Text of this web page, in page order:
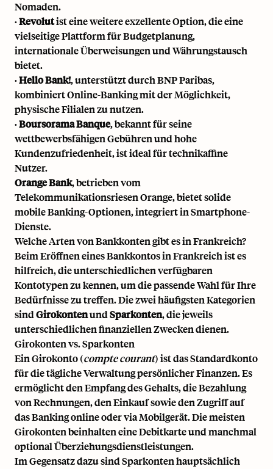
Nomaden.
·Revolutist eine weitere exzellente Option, die eine
vielseitige Plattform für Budgetplanung,
internationale Überweisungen und Währungstausch
bietet.
·Hello Bank!, unterstützt durch BNP Paribas,
kombiniert Online-Banking mit der Möglichkeit,
physische Filialen zu nutzen.
·Boursorama Banque, bekannt für seine
wettbewerbsfähigen Gebühren und hohe
Kundenzufriedenheit, ist ideal für technikaffine
Nutzer.
Orange Bank, betrieben vom
Telekommunikationsriesen Orange, bietet solide
mobile Banking-Optionen, integriert in Smartphone-
Dienste.
Welche Arten von Bankkonten gibt es in Frankreich?
Beim Eröffnen eines Bankkontos in Frankreich ist es
hilfreich, die unterschiedlichen verfügbaren
Kontotypen zu kennen, um die passende Wahl für Ihre
Bedürfnisse zu treffen. Die zwei häufigsten Kategorien
sindGirokontenundSparkonten, die jeweils
unterschiedlichen finanziellen Zwecken dienen.
Girokonten vs. Sparkonten
Ein Girokonto (compte courant) ist das Standardkonto
für die tägliche Verwaltung persönlicher Finanzen. Es
ermöglicht den Empfang des Gehalts, die Bezahlung
von Rechnungen, den Einkauf sowie den Zugriff auf
das Banking online oder via Mobilgerät. Die meisten
Girokonten beinhalten eine Debitkarte und manchmal
optional Überziehungsdienstleistungen.
Im Gegensatz dazu sind Sparkonten hauptsächlich